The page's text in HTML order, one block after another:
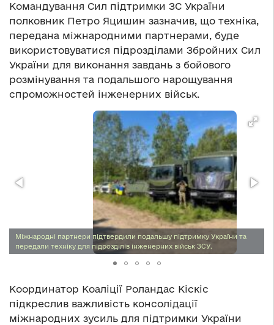
Командування Сил підтримки ЗС України
полковник Петро Яцишин зазначив, що техніка,
передана міжнародними партнерами, буде
використовуватися підрозділами Збройних Сил
України для виконання завдань з бойового
розмінування та подальшого нарощування
спроможностей інженерних військ.
Міжнародні партнери підтвердили подальшу підтримку України та
передали техніку для підрозділів інженерних військ ЗСУ.
Координатор Коаліції Роландас Кіскіс
підкреслив важливість консолідації
міжнародних зусиль для підтримки України